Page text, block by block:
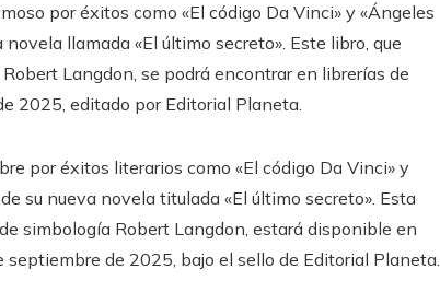
por éxitos como «El código Da Vinci» y «Ángeles
llamada «El último secreto». Este libro, que
Langdon, se podrá encontrar en librerías de
2025, editado por Editorial Planeta.
por éxitos literarios como «El código Da Vinci» y
su nueva novela titulada «El último secreto». Esta
simbología Robert Langdon, estará disponible en
de 2025, bajo el sello de Editorial Planeta.